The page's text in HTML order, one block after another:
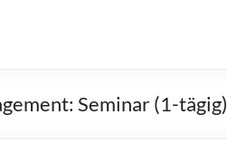
Seminar (1-tägig)